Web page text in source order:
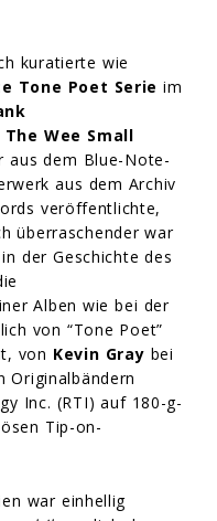
kuratierte wie
Tone Poet Serie im
The Wee Small
aus dem Blue-Note-
aus dem Archiv
veröffentlichte,
überraschender war
der Geschichte des
Alben wie bei der
von “Tone Poet”
von Kevin Gray bei
Originalbändern
Inc. (RTI) auf 180-g-
Tip-on-
war einhellig